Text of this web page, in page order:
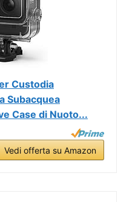
Custodia
Subacquea
Case di Nuoto...
Vedi offerta su Amazon